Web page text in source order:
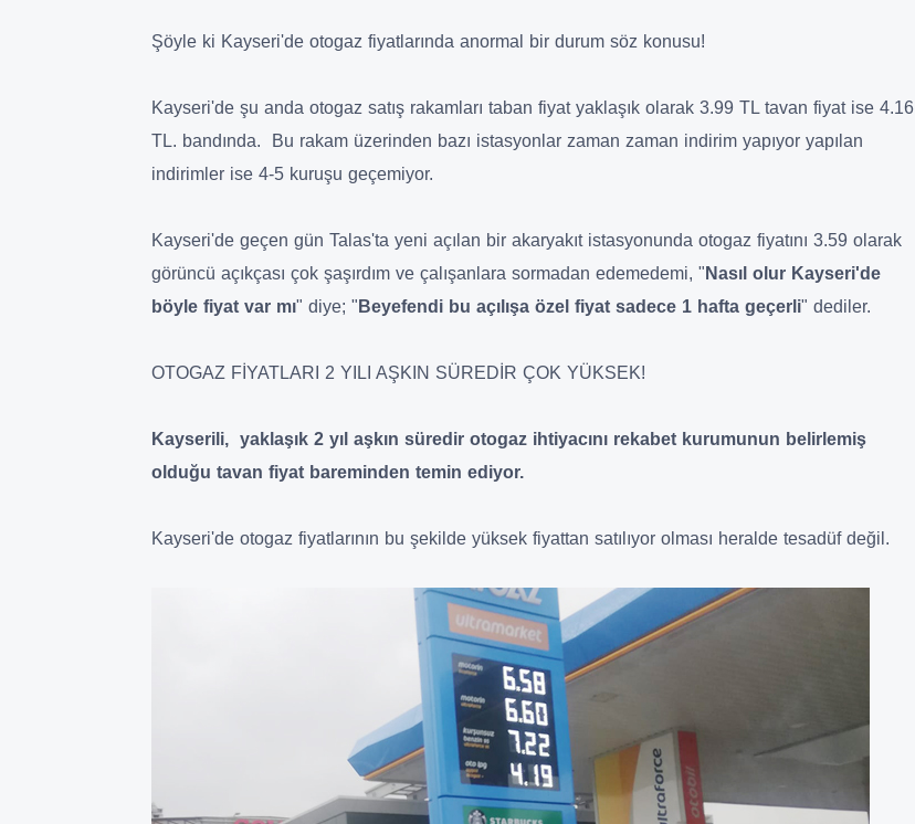
Şöyle ki Kayseri'de otogaz fiyatlarında anormal bir durum söz konusu!
Kayseri'de şu anda otogaz satış rakamları taban fiyat yaklaşık olarak 3.99 TL tavan fiyat ise 4.16
TL. bandında. Bu rakam üzerinden bazı istasyonlar zaman zaman indirim yapıyor yapılan
indirimler ise 4-5 kuruşu geçemiyor.
Kayseri'de geçen gün Talas'ta yeni açılan bir akaryakıt istasyonunda otogaz fiyatını 3.59 olarak
görüncü açıkçası çok şaşırdım ve çalışanlara sormadan edemedemi, " Nasıl olur Kayseri'de
böyle fiyat var mı" diye; " Beyefendi bu açılışa özel fiyat sadece 1 hafta geçerli" dediler.
OTOGAZ FİYATLARI 2 YILI AŞKIN SÜREDİR ÇOK YÜKSEK!
Kayserili, yaklaşık 2 yıl aşkın süredir otogaz ihtiyacını rekabet kurumunun belirlemiş
olduğu tavan fiyat bareminden temin ediyor.
Kayseri'de otogaz fiyatlarının bu şekilde yüksek fiyattan satılıyor olması heralde tesadüf değil.